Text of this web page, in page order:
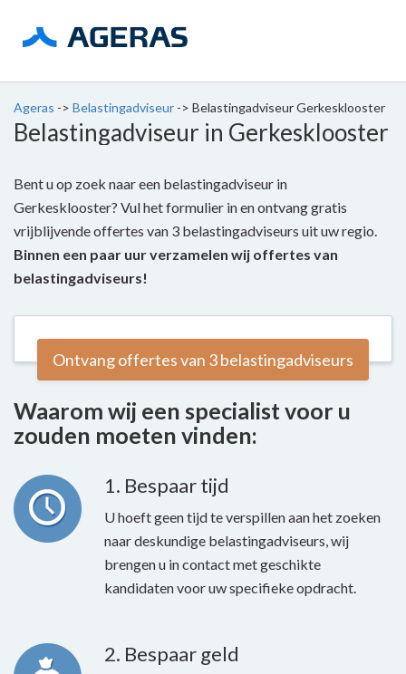
Ageras -> Belastingadviseur -> Belastingadviseur Gerkesklooster
Belastingadviseur in Gerkesklooster
Bent u op zoek naar een belastingadviseur in
Gerkesklooster? Vul het formulier in en ontvang gratis
vrijblijvende offertes van 3 belastingadviseurs uit uw regio.
Binnen een paar uur verzamelen wij offertes van
belastingadviseurs!
Ontvang offertes van 3 belastingadviseurs
Waarom wij een specialist voor u
zouden moeten vinden:
1. Bespaar tijd
U hoeft geen tijd te verspillen aan het zoeken
naar deskundige belastingadviseurs, wij
brengen u in contact met geschikte
kandidaten voor uw specifieke opdracht.
2. Bespaar geld